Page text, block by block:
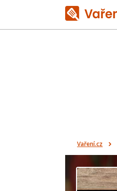
Vaření.cz